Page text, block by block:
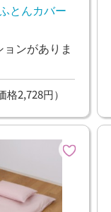
とんカバー
ンがありま
格2,728円）